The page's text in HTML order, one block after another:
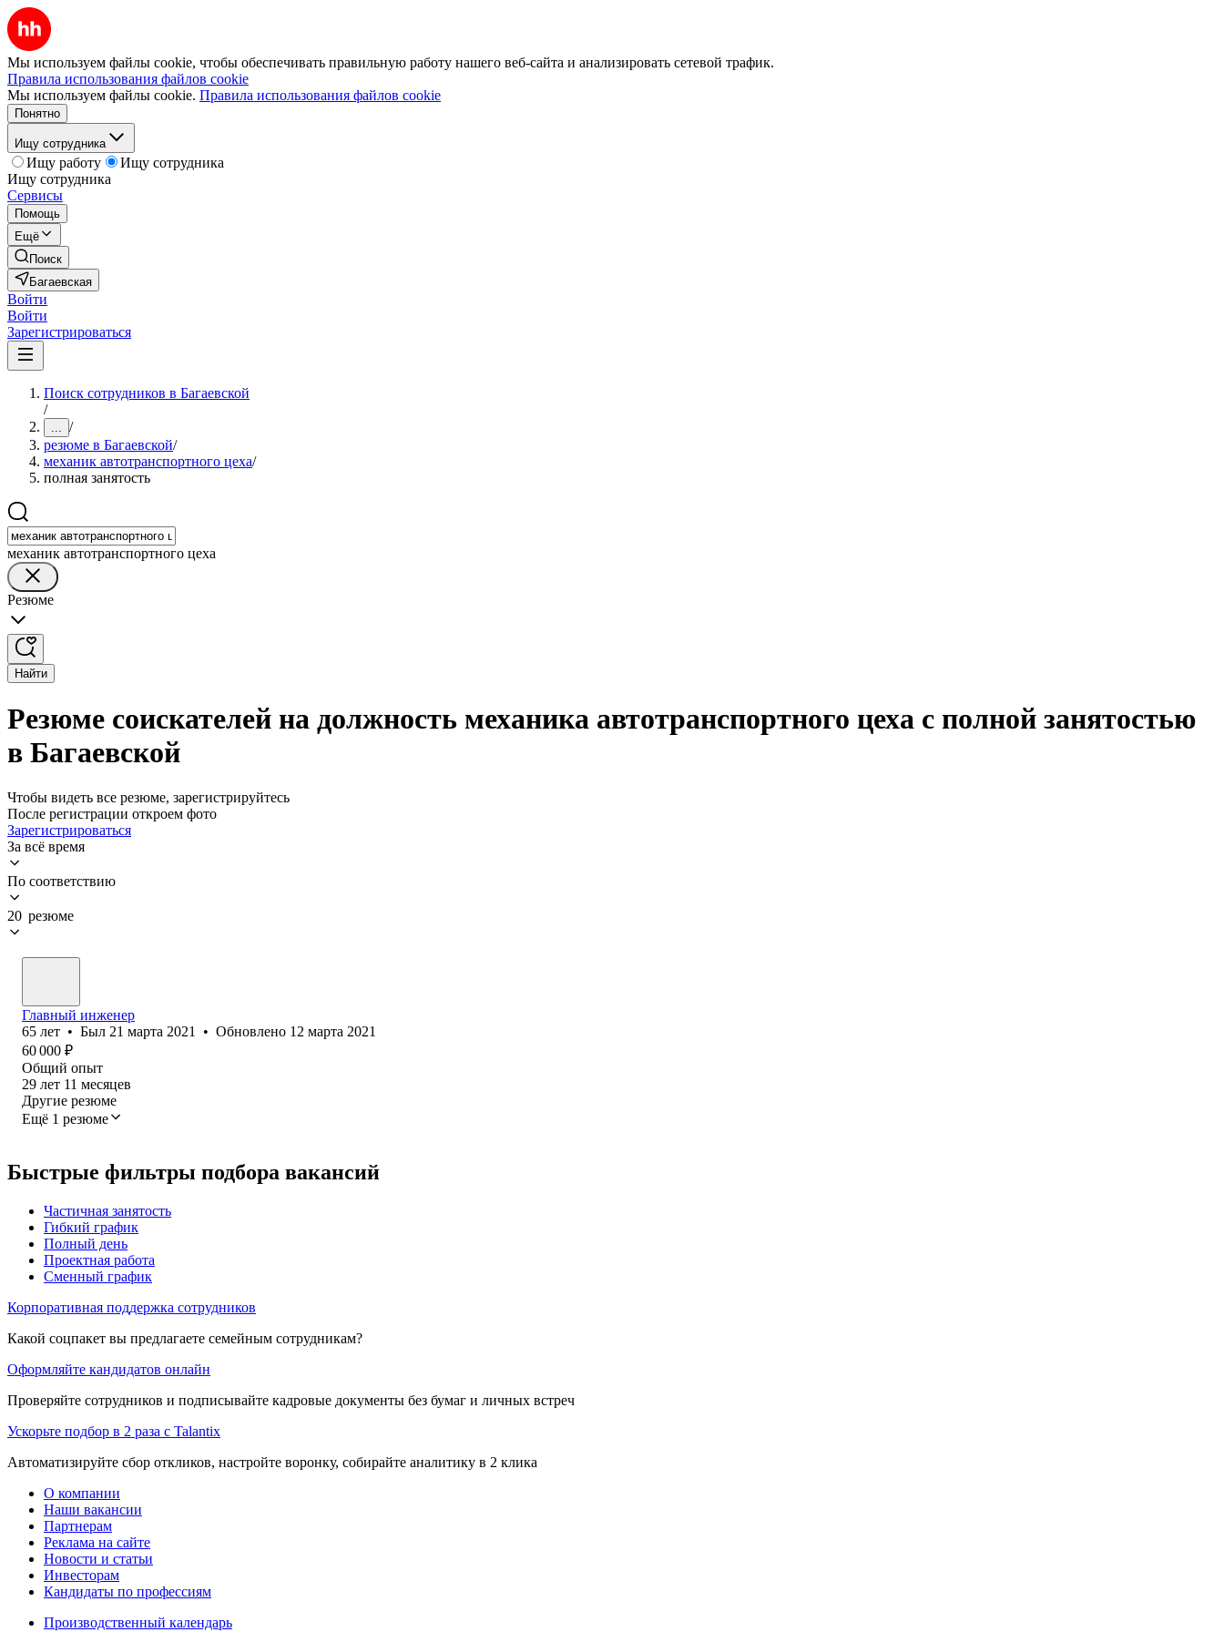
Мы используем файлы cookie, чтобы обеспечивать правильную работу нашего веб-сайта и анализировать сетевой трафик.
Правила использования файлов cookie
Мы используем файлы cookie. Правила использования файлов cookie
Понятно
Ищу сотрудника
Ищу работу
Ищу сотрудника
Ищу сотрудника
Сервисы
Помощь
Ещё
Поиск
Багаевская
Войти
Войти
Зарегистрироваться
Поиск сотрудников в Багаевской
/
... /
резюме в Багаевской/
механик автотранспортного цеха/
полная занятость
механик автотранспортного цеха
Резюме
Найти
Резюме соискателей на должность механика автотранспортного цеха с полной занятостью
в Багаевской
Чтобы видеть все резюме, зарегистрируйтесь
После регистрации откроем фото
Зарегистрироваться
За всё время
По соответствию
20 резюме
Главный инженер
65 лет • Был 21 марта 2021 • Обновлено 12 марта 2021
60 000 ₽
Общий опыт
29 лет 11 месяцев
Другие резюме
Ещё 1 резюме
Быстрые фильтры подбора вакансий
Частичная занятость
Гибкий график
Полный день
Проектная работа
Сменный график
Корпоративная поддержка сотрудников
Какой соцпакет вы предлагаете семейным сотрудникам?
Оформляйте кандидатов онлайн
Проверяйте сотрудников и подписывайте кадровые документы без бумаг и личных встреч
Ускорьте подбор в 2 раза с Talantix
Автоматизируйте сбор откликов, настройте воронку, собирайте аналитику в 2 клика
О компании
Наши вакансии
Партнерам
Реклама на сайте
Новости и статьи
Инвесторам
Кандидаты по профессиям
Производственный календарь